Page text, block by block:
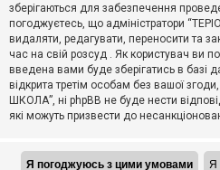
у
Д
о
п
о
м
зберігаються для забезпечення
погоджуєтесь, що адміністратори
видаляти, редагувати, переносити та
час на свій розсуд . Як користувач ви
введена вами буде зберігатись в базі
відкрита третім особам без вашої
ШКОЛА”, ні phpBB не буде нести
які можуть призвести до